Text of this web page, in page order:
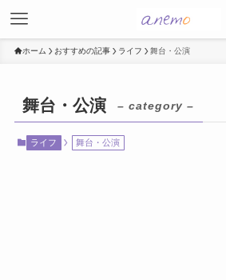
ホーム おすすめの記事 ライフ 舞台・公演
舞台・公演 – category –
ライフ 舞台・公演